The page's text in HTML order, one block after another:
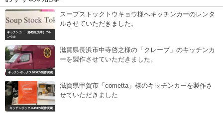
キッチンカー（移動販売車）のレ
ンタル
スープストックトウキョウ様へキッチンカーのレンタ
ルさせていただきました。
キッチンボックス1000の製作実績
滋賀県長浜市中寺啓之様の「クレープ」のキッチンカ
ーを製作させていただきました。
キッチンボックス453の製作実績
滋賀県甲賀市「cometta」様のキッチンカーを製作さ
せていただきました